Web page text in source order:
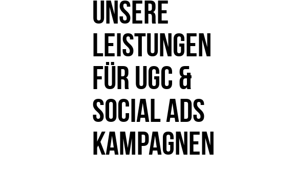
UNSERE
LEISTUNGEN
FÜR UGC &
SOCIAL ADS
KAMPAGNEN